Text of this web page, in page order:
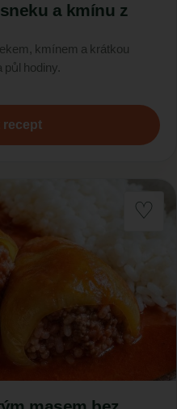
a kmínu z
kmínem a krátkou
půl hodiny.
recept